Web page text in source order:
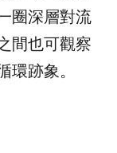
圈深層對流
間也可觀察
環跡象。